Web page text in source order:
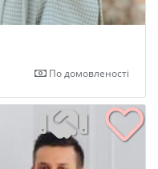
По домовленості